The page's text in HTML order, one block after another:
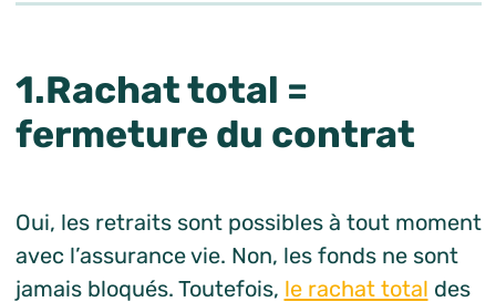
1.Rachat total =
fermeture du contrat
Oui, les retraits sont possibles à tout moment
avec l’assurance vie. Non, les fonds ne sont
jamais bloqués. Toutefois, le rachat total des